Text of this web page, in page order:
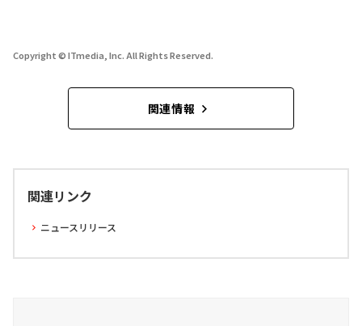
Copyright © ITmedia, Inc. All Rights Reserved.
関連情報
関連リンク
ニュースリリース